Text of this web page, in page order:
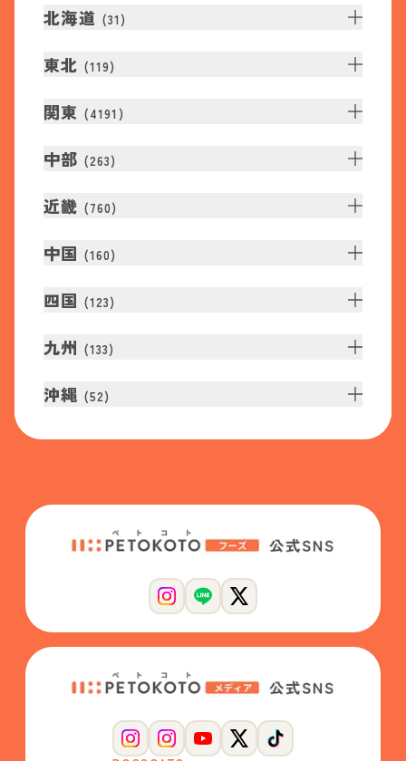
北海道 (31 )
東北 (119)
関東 (4191 )
中部 (263)
近畿 (760)
中国 (160)
四国 (123)
九州 (133)
沖縄 (52)